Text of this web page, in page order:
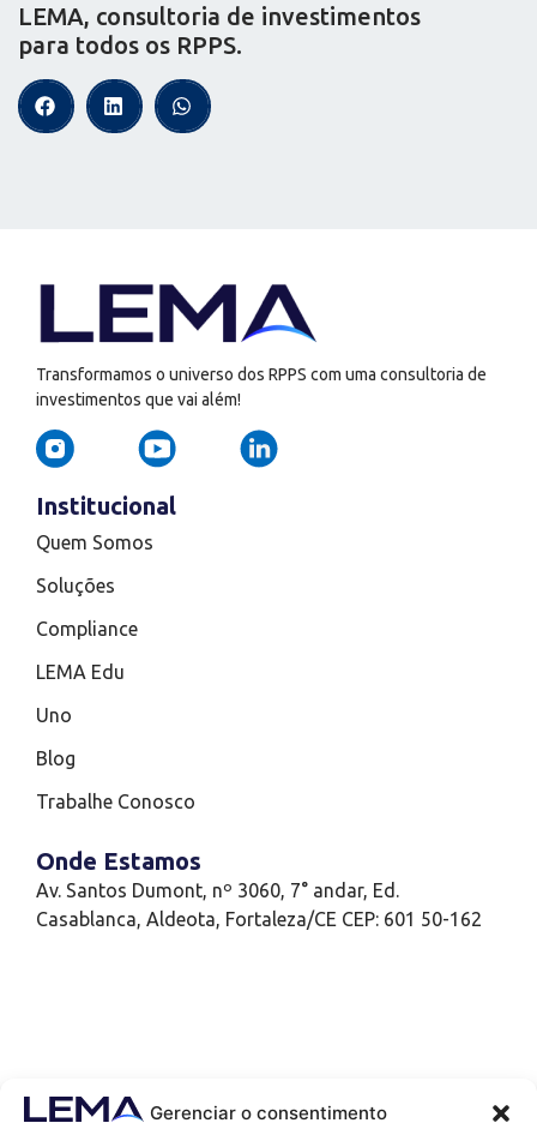
Gerenciar o consentimento
LEMA, consultoria de investimentos
para todos os RPPS.
Transformamos o universo dos RPPS com uma consultoria de
investimentos que vai além!
Institucional
Quem Somos
Soluções
Compliance
LEMA Edu
Uno
Blog
Trabalhe Conosco
Onde Estamos
Av. Santos Dumont, nº 3060, 7° andar, Ed.
Casablanca, Aldeota, Fortaleza/CE CEP: 601 50-162